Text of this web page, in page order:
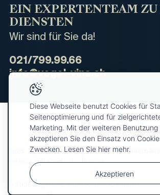
EIN EXPERTENTEAM ZU
DIENSTEN
Wir sind für Sie da!
021/799.99.66
info@vogel-vins.ch
Über uns
Allgemeine
Katalog anfragen
Presse
© 2026 Vogel Vins. Alle Rechte vorbehalten
Ihre
Diese Webseite benutzt Cookies für
Seitenoptimierung und für
Marketing. Mit der weiteren
akzeptieren Sie den Einsatz von
Zwecken. Lesen Sie hier mehr.
Akzeptieren